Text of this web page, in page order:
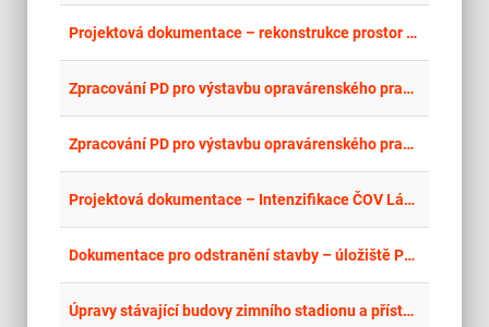
Projektová dokumentace – rekonstrukce prostor pro Fakultná nemocnica AGEL Košice-Šaca a.s., Poliklinika Kechnec
Zpracování PD pro výstavbu opravárenského pracoviště PSO Veselí nad Moravou
Zpracování PD pro výstavbu opravárenského pracoviště PSO Nymburk
Projektová dokumentace – Intenzifikace ČOV Ládví II
Dokumentace pro odstranění stavby – úložiště PHM, Kladruby nad Labem
Úpravy stávající budovy zimního stadionu a přístavba severní tribuny